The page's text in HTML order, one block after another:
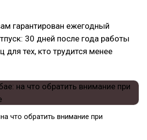
гарантирован ежегодный
30 дней после года работы
для тех, кто трудится менее
что обратить внимание при